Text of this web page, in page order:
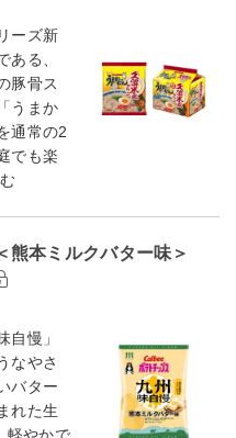
ーズ新
ある、
豚骨ス
うまか
通常の2
でも楽
本ミルクバター味＞
自慢」
なやさ
バター
れた生